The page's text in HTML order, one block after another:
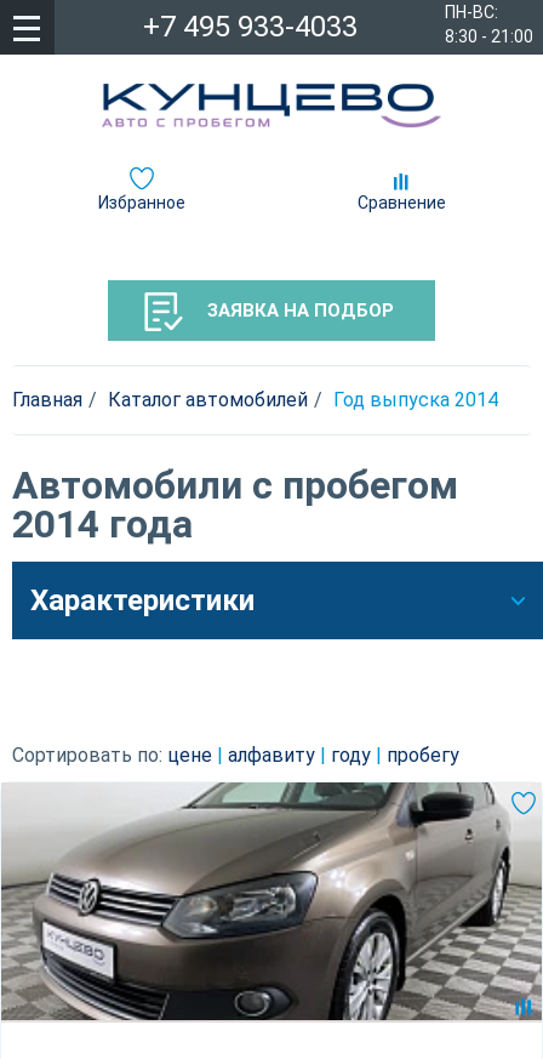
ПН-ВС:
8:30 - 21:00
+7 495 933-4033
Избранное Сравнение
ЗАЯВКА НА ПОДБОР
Главная Каталог автомобилей Год выпуска 2014
Автомобили с пробегом
2014 года
Характеристики
Сортировать по: цене алфавиту году пробегу